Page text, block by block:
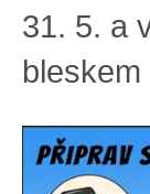
31. 5. a